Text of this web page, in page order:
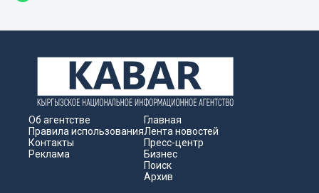
Об агентстве
Правила использования
Контакты
Реклама
Главная
Лента новостей
Пресс-центр
Бизнес
Поиск
Архив